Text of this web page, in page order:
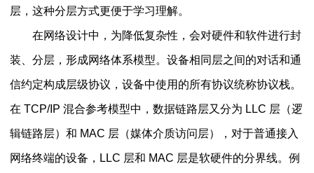
层，这种分层方式更便于学习理解。
在网络设计中，为降低复杂性，会对硬件和软件进行封
装、分层，形成网络体系模型。设备相同层之间的对话和通
信约定构成层级协议，设备中使用的所有协议统称协议栈。
在 TCP/IP 混合参考模型中，数据链路层又分为 LLC 层（逻
辑链路层）和 MAC 层（媒体介质访问层），对于普通接入
网络终端的设备，LLC 层和 MAC 层是软硬件的分界线。例